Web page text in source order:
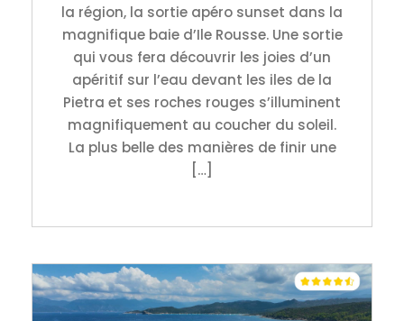
la région, la sortie apéro sunset dans la
magnifique baie d’Ile Rousse. Une sortie
qui vous fera découvrir les joies d’un
apéritif sur l’eau devant les iles de la
Pietra et ses roches rouges s’illuminent
magnifiquement au coucher du soleil.
La plus belle des manières de finir une
[…]